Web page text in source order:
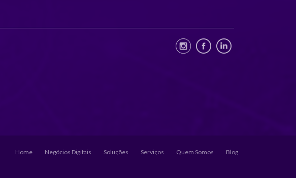
Home Negócios Digitais Soluções Serviços Quem Somos Blog